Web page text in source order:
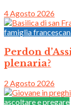
4 Agosto 2026
famiglia
Perdon
plenaria?
2 Agosto 2026
ascoltare e pregare